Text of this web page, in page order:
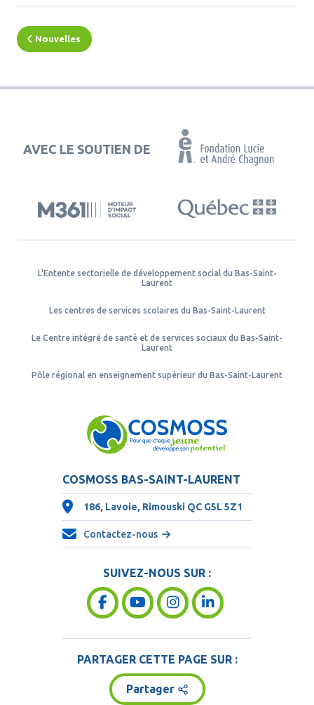
Nouvelles
AVEC LE SOUTIEN DE
L'Entente sectorielle de développement social du Bas-Saint-
Laurent
Les centres de services scolaires du Bas-Saint-Laurent
Le Centre intégré de santé et de services sociaux du Bas-Saint-
Laurent
Pôle régional en enseignement supérieur du Bas-Saint-Laurent
COSMOSS BAS-SAINT-LAURENT
186, Lavoie, Rimouski QC G5L 5Z1
Contactez-nous
SUIVEZ-NOUS SUR :
PARTAGER CETTE PAGE SUR :
Partager